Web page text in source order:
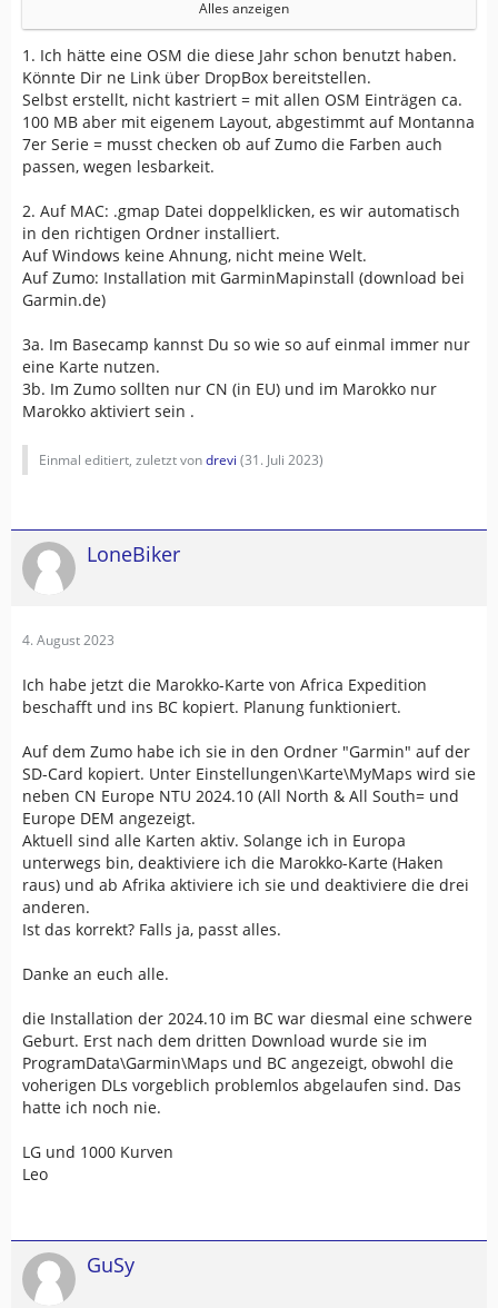
geplanten Route ab, fahre ich auf Sicht wieder zurück.
2. Wie genau kriege ich die Karte ins Basecamp und auf
den Zumo?
3. Muss ich bei Benutzung den CN in Basecamp
und/oder Zumo deinstallieren/deaktivieren?
Alles anzeigen
1. Ich hätte eine OSM die diese Jahr schon benutzt haben.
Könnte Dir ne Link über DropBox bereitstellen.
Selbst erstellt, nicht kastriert = mit allen OSM Einträgen ca.
100 MB aber mit eigenem Layout, abgestimmt auf Montanna
7er Serie = musst checken ob auf Zumo die Farben auch
passen, wegen lesbarkeit.
2. Auf MAC: .gmap Datei doppelklicken, es wir automatisch
in den richtigen Ordner installiert.
Auf Windows keine Ahnung, nicht meine Welt.
Auf Zumo: Installation mit GarminMapinstall (download bei
Garmin.de)
3a. Im Basecamp kannst Du so wie so auf einmal immer nur
eine Karte nutzen.
3b. Im Zumo sollten nur CN (in EU) und im Marokko nur
Marokko aktiviert sein .
Einmal editiert, zuletzt vondrevi (31. Juli 2023)
LoneBiker
4. August 2023
Ich habe jetzt die Marokko-Karte von Africa Expedition
beschafft und ins BC kopiert. Planung funktioniert.
Auf dem Zumo habe ich sie in den Ordner "Garmin" auf der
SD-Card kopiert. Unter Einstellungen\Karte\MyMaps wird sie
neben CN Europe NTU 2024.10 (All North & All South= und
Europe DEM angezeigt.
Aktuell sind alle Karten aktiv. Solange ich in Europa
unterwegs bin, deaktiviere ich die Marokko-Karte (Haken
raus) und ab Afrika aktiviere ich sie und deaktiviere die drei
anderen.
Ist das korrekt? Falls ja, passt alles.
Danke an euch alle.
die Installation der 2024.10 im BC war diesmal eine schwere
Geburt. Erst nach dem dritten Download wurde sie im
ProgramData\Garmin\Maps und BC angezeigt, obwohl die
voherigen DLs vorgeblich problemlos abgelaufen sind. Das
hatte ich noch nie.
LG und 1000 Kurven
Leo
GuSy